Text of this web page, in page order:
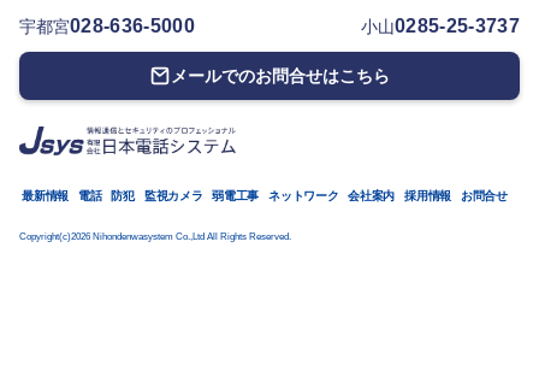
宇都宮028-636-5000 小山0285-25-3737
メールでのお問合せはこちら
最新情報 電話 防犯 監視カメラ 弱電工事 ネットワーク 会社案内 採用情報 お問合せ
Copyright(c)2026 Nihondenwasystem Co.,Ltd All Rights Reserved.